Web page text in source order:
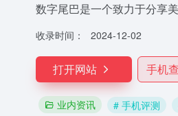
数字尾巴是一个致力于分享
收录时间： 2024-12-02
打开网站 手机
业内资讯 # 手机评测